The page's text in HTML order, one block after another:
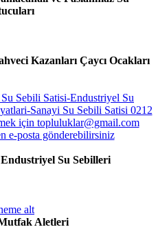
Kazanları Çaycı Ocakları
Su Sebilleri
Aletleri